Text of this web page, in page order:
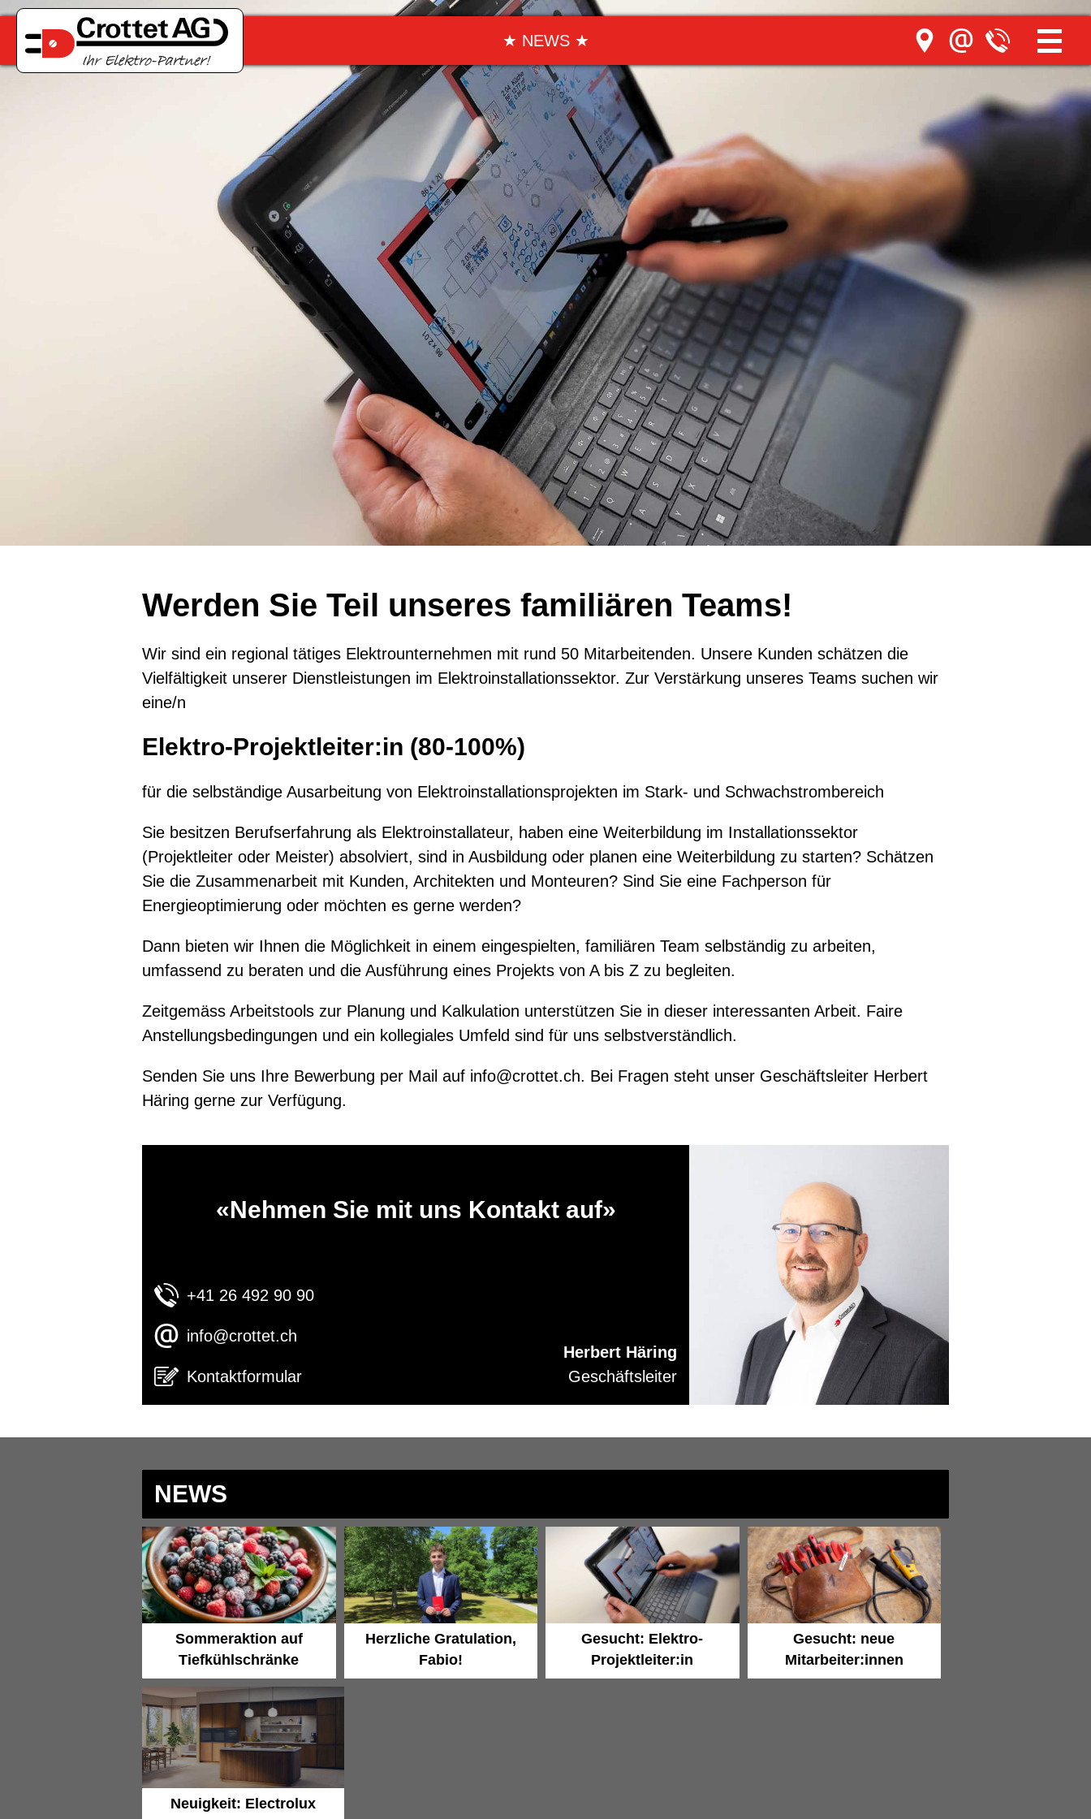
★ NEWS ★
Home
Kompetenzen
Elektroinstallationen
Kommunikation
Smart Home
Photovoltaik
Schaltanlagen
Haushaltsgeräte
Unternehmen
Team
Werde Elektriker:in
Kontaktformular
Werden Sie Teil unseres familiären Teams!
Wir sind ein regional tätiges Elektrounternehmen mit rund 50 Mitarbeitenden. Unsere Kunden schätzen die
Vielfältigkeit unserer Dienstleistungen im Elektroinstallationssektor. Zur Verstärkung unseres Teams suchen wir
eine/n
Elektro-Projektleiter:in (80-100%)
für die selbständige Ausarbeitung von Elektroinstallationsprojekten im Stark- und Schwachstrombereich
Sie besitzen Berufserfahrung als Elektroinstallateur, haben eine Weiterbildung im Installationssektor
(Projektleiter oder Meister) absolviert, sind in Ausbildung oder planen eine Weiterbildung zu starten? Schätzen
Sie die Zusammenarbeit mit Kunden, Architekten und Monteuren? Sind Sie eine Fachperson für
Energieoptimierung oder möchten es gerne werden?
Dann bieten wir Ihnen die Möglichkeit in einem eingespielten, familiären Team selbständig zu arbeiten,
umfassend zu beraten und die Ausführung eines Projekts von A bis Z zu begleiten.
Zeitgemäss Arbeitstools zur Planung und Kalkulation unterstützen Sie in dieser interessanten Arbeit. Faire
Anstellungsbedingungen und ein kollegiales Umfeld sind für uns selbstverständlich.
Senden Sie uns Ihre Bewerbung per Mail auf info@crottet.ch. Bei Fragen steht unser Geschäftsleiter Herbert
Häring gerne zur Verfügung.
«Nehmen Sie mit uns Kontakt auf»
+41 26 492 90 90
info@crottet.ch
Kontaktformular
Herbert Häring
Geschäftsleiter
NEWS
Sommeraktion auf
Tiefkühlschränke
Herzliche Gratulation,
Fabio!
Gesucht: Elektro-
Projektleiter:in
Gesucht: neue
Mitarbeiter:innen
Neuigkeit: Electrolux